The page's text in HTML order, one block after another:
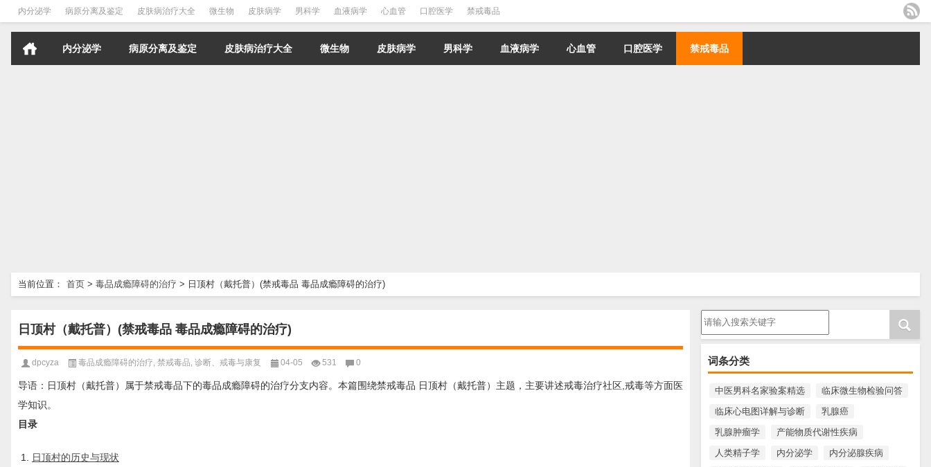
内分泌学 病原分离及鉴定 皮肤病治疗大全 微生物 皮肤病学 男科学 血液病学 心血管 口腔医学 禁戒毒品
内分泌学 病原分离及鉴定 皮肤病治疗大全 微生物 皮肤病学 男科学 血液病学 心血管 口腔医学 禁戒毒品
当前位置： 首页 > 毒品成瘾障碍的治疗 > 日顶村（戴托普）(禁戒毒品 毒品成瘾障碍的治疗)
词条分类
中医男科名家验案精选
临床微生物检验问答
临床心电图详解与诊断
乳腺癌
乳腺肿瘤学
产能物质代谢性疾病
人类精子学
内分泌学
内分泌腺疾病
日顶村（戴托普）(禁戒毒品 毒品成瘾障碍的治疗)
dpcyza 毒品成瘾障碍的治疗, 禁戒毒品, 诊断、戒毒与康复 04-05 531 0
导语：日顶村（戴托普）属于禁戒毒品下的毒品成瘾障碍的治疗分支内容。本篇围绕禁戒毒品 日顶村（戴托普）主题，主要讲述戒毒治疗社区,戒毒等方面医
学知识。
目录
日顶村的历史与现状